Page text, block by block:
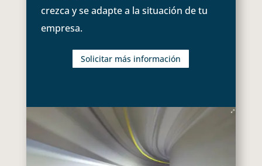
crezca y se adapte a la situación de tu
empresa.
Solicitar más información